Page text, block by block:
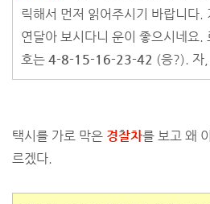
릭해서 먼저 읽어주시기 바랍니다.
연달아 보시다니 운이 좋으시네요.
호는 4-8-15-16-23-42 (응?). 자
택시를 가로 막은 경찰차를 보고 왜
르겠다.